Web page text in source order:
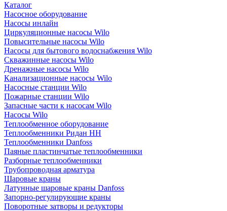
Каталог
Насосное оборудование
Насосы инлайн
Циркуляционные насосы Wilo
Повысительные насосы Wilo
Насосы для бытового водоснабжения Wilo
Скважинные насосы Wilo
Дренажные насосы Wilo
Канализационные насосы Wilo
Насосные станции Wilo
Пожарные станции Wilo
Запасные части к насосам Wilo
Насосы Wilo
Теплообменное оборудование
Теплообменники Ридан НН
Теплообменники Danfoss
Паяные пластинчатые теплообменники
Разборные теплообменники
Трубопроводная арматура
Шаровые краны
Латунные шаровые краны Danfoss
Запорно-регулирующие краны
Поворотные затворы и редукторы